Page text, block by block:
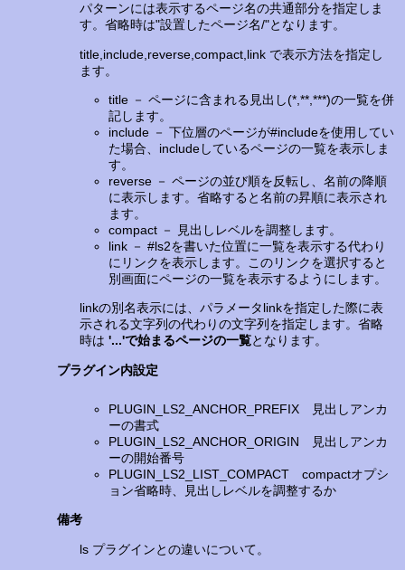
パターンには表示するページ名の共通部分を指定しま
す。省略時は"設置したページ名/"となります。
title,include,reverse,compact,link で表示方法を指定し
ます。
title － ページに含まれる見出し(*,**,***)の一覧を併
記します。
include － 下位層のページが#includeを使用してい
た場合、includeしているページの一覧を表示しま
す。
reverse － ページの並び順を反転し、名前の降順
に表示します。省略すると名前の昇順に表示され
ます。
compact － 見出しレベルを調整します。
link － #ls2を書いた位置に一覧を表示する代わり
にリンクを表示します。このリンクを選択すると
別画面にページの一覧を表示するようにします。
linkの別名表示には、パラメータlinkを指定した際に表
示される文字列の代わりの文字列を指定します。省略
時は '...'で始まるページの一覧となります。
プラグイン内設定
PLUGIN_LS2_ANCHOR_PREFIX 見出しアンカ
ーの書式
PLUGIN_LS2_ANCHOR_ORIGIN 見出しアンカ
ーの開始番号
PLUGIN_LS2_LIST_COMPACT compactオプシ
ョン省略時、見出しレベルを調整するか
備考
ls プラグインとの違いについて。